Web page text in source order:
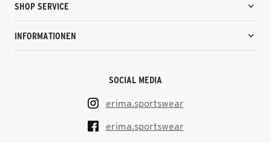
SHOP SERVICE
INFORMATIONEN
SOCIAL MEDIA
erima.sportswear
erima.sportswear